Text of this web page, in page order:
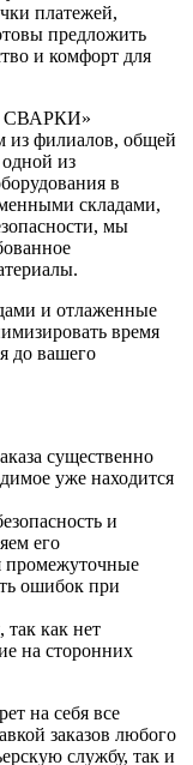
платежей,
предложить
и комфорт для
СВАРКИ»
из филиалов, общей
из
в
складами,
мы
и отлаженные
время
до вашего
существенно
уже находится
и
его
промежуточные
ошибок при
как нет
на сторонних
на себя все
заказов любого
службу, так и